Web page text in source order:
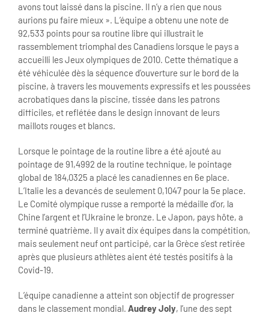
avons tout laissé dans la piscine. Il n’y a rien que nous
aurions pu faire mieux ». L’équipe a obtenu une note de
92,533 points pour sa routine libre qui illustrait le
rassemblement triomphal des Canadiens lorsque le pays a
accueilli les Jeux olympiques de 2010. Cette thématique a
été véhiculée dès la séquence d’ouverture sur le bord de la
piscine, à travers les mouvements expressifs et les poussées
acrobatiques dans la piscine, tissée dans les patrons
difficiles, et reflétée dans le design innovant de leurs
maillots rouges et blancs.
Lorsque le pointage de la routine libre a été ajouté au
pointage de 91,4992 de la routine technique, le pointage
global de 184,0325 a placé les canadiennes en 6e place.
L’Italie les a devancés de seulement 0,1047 pour la 5e place.
Le Comité olympique russe a remporté la médaille d’or, la
Chine l’argent et l’Ukraine le bronze. Le Japon, pays hôte, a
terminé quatrième. Il y avait dix équipes dans la compétition,
mais seulement neuf ont participé, car la Grèce s’est retirée
après que plusieurs athlètes aient été testés positifs à la
Covid-19.
L’équipe canadienne a atteint son objectif de progresser
dans le classement mondial. Audrey Joly, l’une des sept